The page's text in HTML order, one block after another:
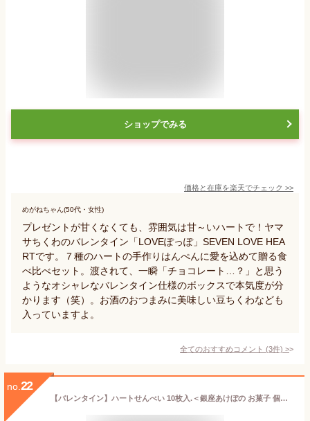
ショップでみる
価格と在庫を楽天でチェック >>
めがねちゃん(50代・女性)
プレゼントが甘くなくても、雰囲気は甘～いハートで！ヤマ
サちくわのバレンタイン「LOVEぽっぽ」SEVEN LOVE HEA
RTです。７種のハートの手作りはんぺんに愛を込めて贈る食
べ比べセット。渡されて、一瞬「チョコレート…？」と思う
ようなオシャレなバレンタイン仕様のボックスで本気度が分
かります（笑）。お酒のおつまみに美味しい豆ちくわなども
入っていますよ。
全てのおすすめコメント (3件) >
no. 22
【バレンタイン】ハートせんべい 10枚入.＜銀座あけぼの お菓子 個包装 プレゼント ギフト 職場 友だち 会社 おかき おせんべい 醤油 サラダ 海老＞